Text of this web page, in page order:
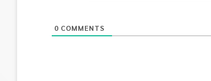
0 COMMENTS